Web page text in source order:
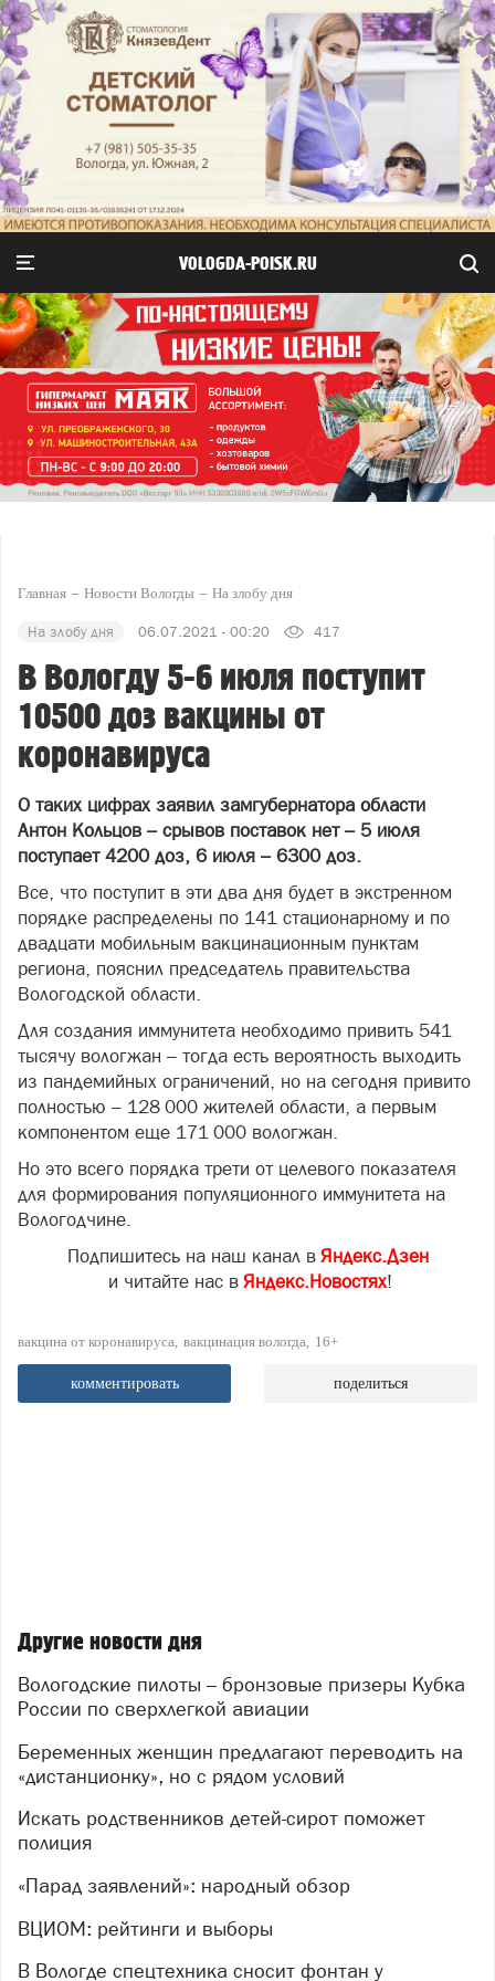
VOLOGDA-POISK.RU
Главная Новости Вологды На злобу дня
На злобу дня 06.07.2021 - 00:20 417
В Вологду 5-6 июля поступит
10500 доз вакцины от
коронавируса
О таких цифрах заявил замгубернатора области
Антон Кольцов – срывов поставок нет – 5 июля
поступает 4200 доз, 6 июля – 6300 доз.
Все, что поступит в эти два дня будет в экстренном
порядке распределены по 141 стационарному и по
двадцати мобильным вакцинационным пунктам
региона, пояснил председатель правительства
Вологодской области.
Для создания иммунитета необходимо привить 541
тысячу вологжан – тогда есть вероятность выходить
из пандемийных ограничений, но на сегодня привито
полностью – 128 000 жителей области, а первым
компонентом еще 171 000 вологжан.
Но это всего порядка трети от целевого показателя
для формирования популяционного иммунитета на
Вологодчине.
Подпишитесь на наш канал в Яндекс.Дзен
и читайте нас в Яндекс.Новостях!
вакцина от коронавируса вакцинация вологда 16+
комментировать поделиться
Другие новости дня
Вологодские пилоты – бронзовые призеры Кубка
России по сверхлегкой авиации
Беременных женщин предлагают переводить на
«дистанционку», но с рядом условий
Искать родственников детей-сирот поможет
полиция
«Парад заявлений»: народный обзор
ВЦИОМ: рейтинги и выборы
В Вологде спецтехника сносит фонтан у